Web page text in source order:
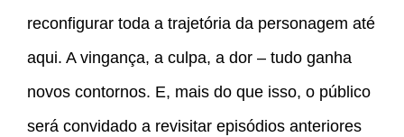
reconfigurar toda a trajetória da personagem até
aqui. A vingança, a culpa, a dor – tudo ganha
novos contornos. E, mais do que isso, o público
será convidado a revisitar episódios anteriores